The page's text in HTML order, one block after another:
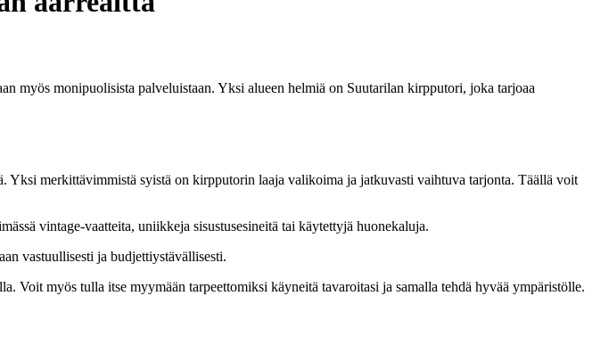
myös monipuolisista palveluistaan. Yksi alueen helmiä on Suutarilan kirpputori, joka tarjoaa
Yksi merkittävimmistä syistä on kirpputorin laaja valikoima ja jatkuvasti vaihtuva tarjonta. Täällä voit
vintage-vaatteita, uniikkeja sisustusesineitä tai käytettyjä huonekaluja.
vastuullisesti ja budjettiystävällisesti.
Voit myös tulla itse myymään tarpeettomiksi käyneitä tavaroitasi ja samalla tehdä hyvää ympäristölle.